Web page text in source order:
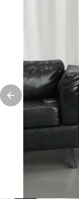
Previous slide